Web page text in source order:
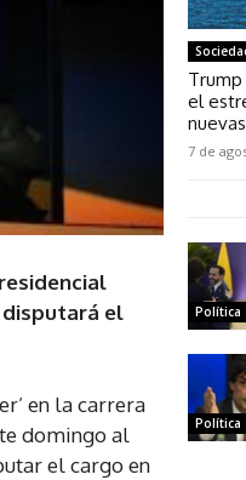
el
en la carrera
domingo al
el cargo en
el
7 de
Política
Política